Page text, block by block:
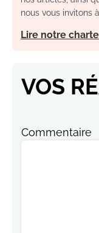
nous vous invitons
Lire notre charte
VOS
Commentaire